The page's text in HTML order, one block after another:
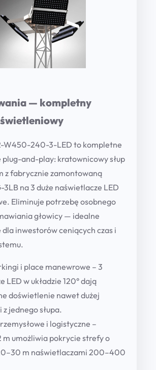
— kompletny
W450-240-3-LED to kompletne
plug-and-play: kratownicowy słup
z fabrycznie zamontowaną
3LB na 3 duże naświetlacze LED
Eliminuje potrzebę osobnego
głowicy — idealne
dla inwestorów ceniących czas i
i place manewrowe – 3
LED w układzie 120° dają
doświetlenie nawet dużej
jednego słupa.
i logistyczne –
m umożliwia pokrycie strefy o
m naświetlaczami 200–400